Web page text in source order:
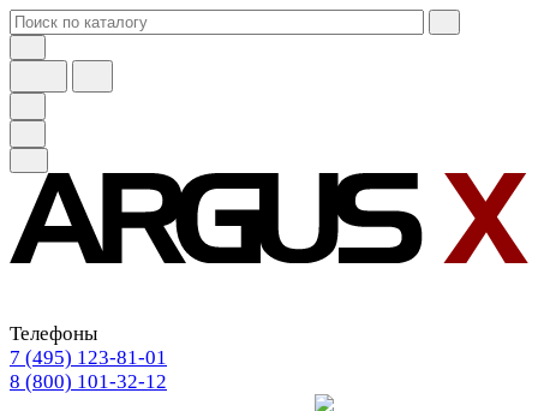
Телефоны
7 (495) 123-81-01
8 (800) 101-32-12